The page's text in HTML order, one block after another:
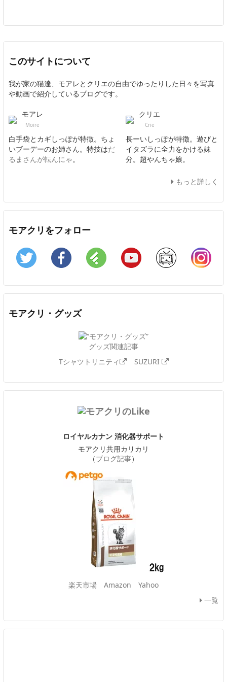
このサイトについて
我が家の猫達、モアレとクリエの自由でゆったりした日々を写真
や動画で紹介しているブログです。
モアレ
Moire
白手袋とカギしっぽが特徴。ちょ
いブーデーのお姉さん。特技はだ
るまさんが転んにゃ。
クリエ
Crie
長ーいしっぽが特徴。遊びと
イタズラに全力をかける妹
分。超やんちゃ娘。
もっと詳しく
モアクリをフォロー
Twitter Facebook Feedly YouTube ニコニコ動画
モアクリ・グッズ
グッズ関連記事
Tシャツトリニティ
SUZURI
ロイヤルカナン 消化器サポート
モアクリ共用カリカリ
（ブログ記事）
楽天市場 Amazon
Yahoo
一覧